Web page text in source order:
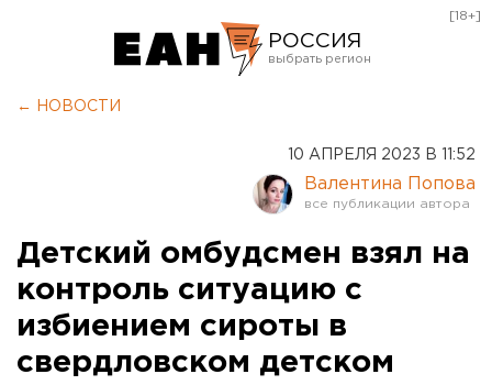
РОССИЯ
Курган
Оренбург
[18+]
← НОВОСТИ
10 АПРЕЛЯ 2023 В 11:52
Валентина Попова
Детский омбудсмен взял на
контроль ситуацию с
избиением сироты в
свердловском детском